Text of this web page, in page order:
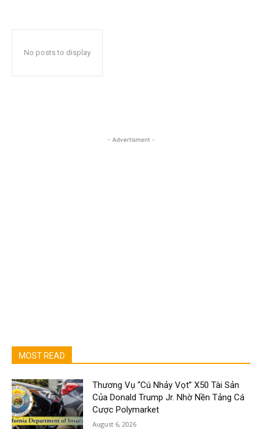
No posts to display
- Advertisment -
MOST READ
Thương Vụ “Cú Nhảy Vọt” X50 Tài Sản
Của Donald Trump Jr. Nhờ Nền Tảng Cá
Cược Polymarket
August 6, 2026